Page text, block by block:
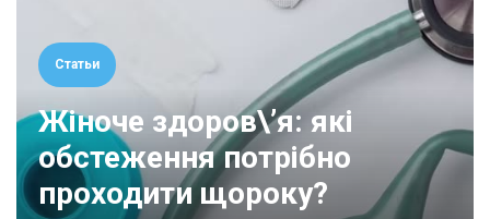
Статьи
Жіноче здоров\’я: які
обстеження потрібно
проходити щороку?